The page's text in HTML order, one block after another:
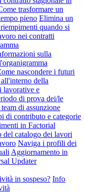
trasformare un
pieno Elimina un
quando si
nei contratti
sulla
nascondere i futuri
della
lavorative e
di prova dei/le
di assunzione
di contributo e categorie
in Factorial
del catalogo dei lavori
Naviga i profili dei
Aggiornamento in
Updater
in sospeso? Info